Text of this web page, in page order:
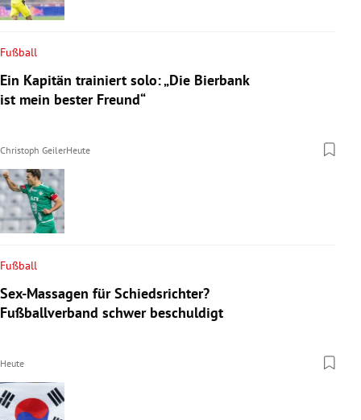
Fußball
Ein Kapitän trainiert solo: „Die Bierbank
ist mein bester Freund“
Christoph GeilerHeute
Fußball
Sex-Massagen für Schiedsrichter?
Fußballverband schwer beschuldigt
Heute